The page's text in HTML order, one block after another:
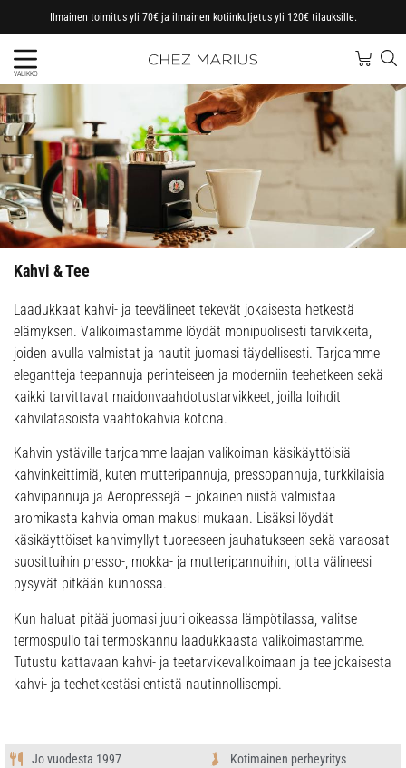
Ilmainen toimitus yli 70€ ja ilmainen kotiinkuljetus yli 120€ tilauksille.
VALIKKO
Kahvi & Tee
Laadukkaat kahvi- ja teevälineet tekevät jokaisesta hetkestä
elämyksen. Valikoimastamme löydät monipuolisesti tarvikkeita,
joiden avulla valmistat ja nautit juomasi täydellisesti. Tarjoamme
elegantteja teepannuja perinteiseen ja moderniin teehetkeen sekä
kaikki tarvittavat maidonvaahdotustarvikkeet, joilla loihdit
kahvilatasoista vaahtokahvia kotona.
Kahvin ystäville tarjoamme laajan valikoiman käsikäyttöisiä
kahvinkeittimiä, kuten mutteripannuja, pressopannuja, turkkilaisia
kahvipannuja ja Aeropressejä – jokainen niistä valmistaa
aromikasta kahvia oman makusi mukaan. Lisäksi löydät
käsikäyttöiset kahvimyllyt tuoreeseen jauhatukseen sekä varaosat
suosittuihin presso-, mokka- ja mutteripannuihin, jotta välineesi
pysyvät pitkään kunnossa.
Kun haluat pitää juomasi juuri oikeassa lämpötilassa, valitse
termospullo tai termoskannu laadukkaasta valikoimastamme.
Tutustu kattavaan kahvi- ja teetarvikevalikoimaan ja tee jokaisesta
kahvi- ja teehetkestäsi entistä nautinnollisempi.
Jo vuodesta 1997
Kotimainen perheyritys